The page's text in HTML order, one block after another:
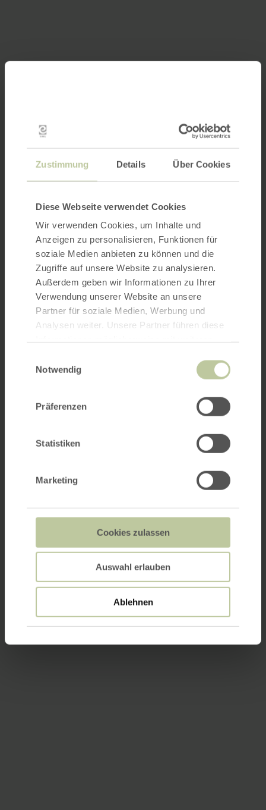
Zustimmung Details Über Cookies
Diese Webseite verwendet Cookies
Wir verwenden Cookies, um Inhalte und
Anzeigen zu personalisieren, Funktionen für
soziale Medien anbieten zu können und die
Zugriffe auf unsere Website zu analysieren.
Außerdem geben wir Informationen zu Ihrer
Verwendung unserer Website an unsere
Partner für soziale Medien, Werbung und
Analysen weiter. Unsere Partner führen diese
haben oder die sie im Rahmen Ihrer Nutzung
Notwendig
Präferenzen
Statistiken
Marketing
Cookies zulassen
Auswahl erlauben
Ablehnen